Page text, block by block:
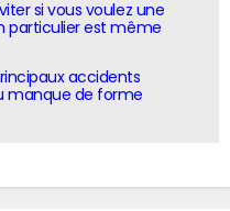
si vous voulez une
particulier est même
accidents
manque de forme